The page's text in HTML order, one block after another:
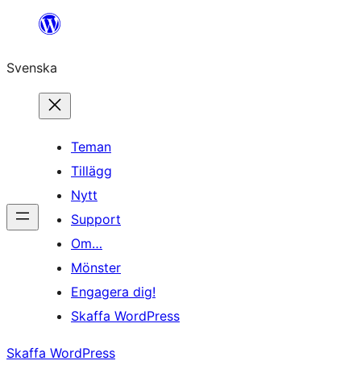
Hoppa
innehåll
Svenska
Teman
Tillägg
Nytt
Support
Om…
Mönster
Engagera dig!
Skaffa WordPress
Skaffa WordPress